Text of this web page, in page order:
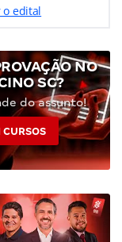
edital
NO
SC?
do assunto!